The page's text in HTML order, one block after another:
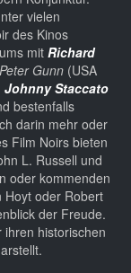
vielen
des Kinos
mit Richard
Peter Gunn (USA
Johnny Staccato
bestenfalls
darin mehr oder
Film Noirs bieten
L. Russell und
oder kommenden
Hoyt oder Robert
der Freude.
historischen